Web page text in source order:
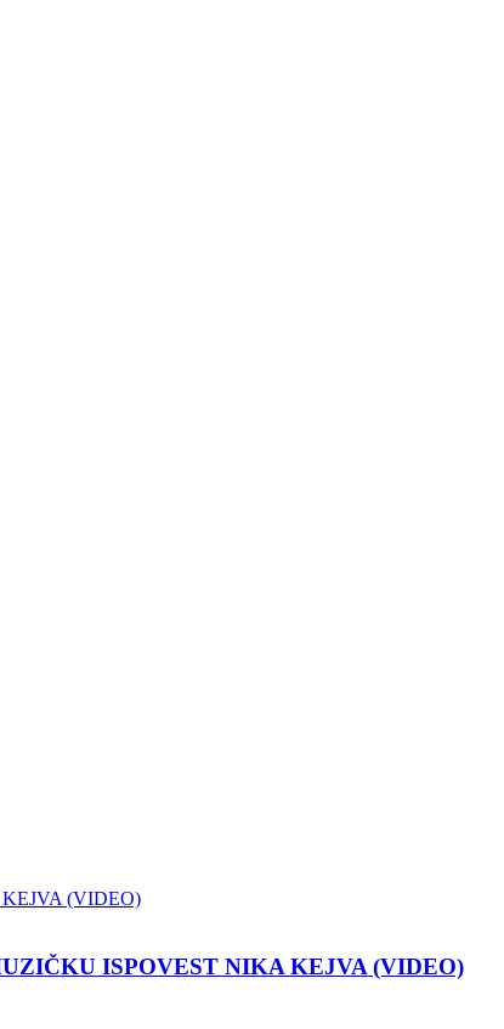
ISPOVEST NIKA KEJVA (VIDEO)